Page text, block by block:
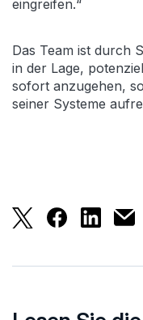
eingreifen.“
Das Team ist durch
in der Lage,
sofort anzugehen,
seiner Systeme
Continental